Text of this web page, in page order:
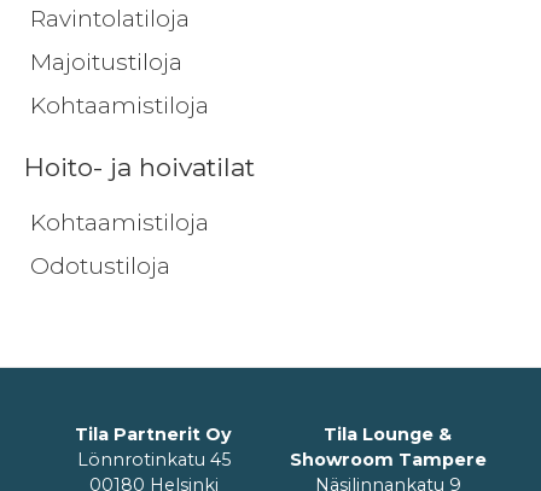
Ravintolatiloja
Majoitustiloja
Kohtaamistiloja
Hoito- ja hoivatilat
Kohtaamistiloja
Odotustiloja
Tila Partnerit Oy
Lönnrotinkatu 45
00180 Helsinki
Tila Lounge &
Showroom Tampere
Näsilinnankatu 9